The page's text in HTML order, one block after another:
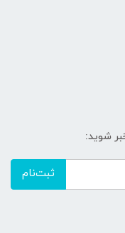
شوید:
ثبت‌نام